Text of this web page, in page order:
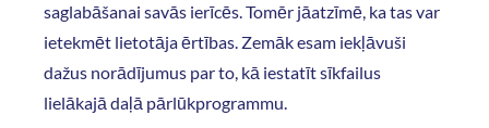
saglabāšanai savās ierīcēs. Tomēr jāatzīmē, ka tas var
ietekmēt lietotāja ērtības. Zemāk esam iekļāvuši
dažus norādījumus par to, kā iestatīt sīkfailus
lielākajā daļā pārlūkprogrammu.